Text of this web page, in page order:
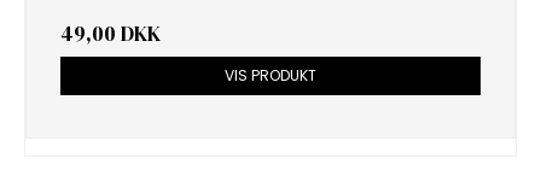
49,00 DKK
VIS PRODUKT